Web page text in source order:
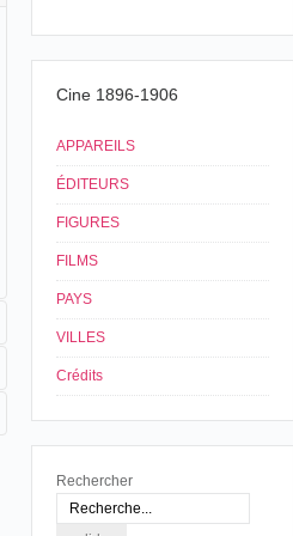
Cine 1896-1906
APPAREILS
ÉDITEURS
FIGURES
FILMS
PAYS
VILLES
Crédits
Rechercher